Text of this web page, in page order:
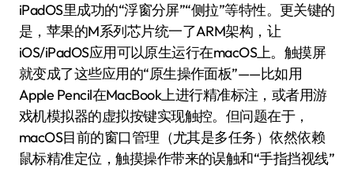
iPadOS里成功的“浮窗分屏”“侧拉”等特性。更关键的
是，苹果的M系列芯片统一了ARM架构，让
iOS/iPadOS应用可以原生运行在macOS上。触摸屏
就变成了这些应用的“原生操作面板”——比如用
Apple Pencil在MacBook上进行精准标注，或者用游
戏机模拟器的虚拟按键实现触控。但问题在于，
macOS目前的窗口管理（尤其是多任务）依然依赖
鼠标精准定位，触摸操作带来的误触和“手指挡视线”